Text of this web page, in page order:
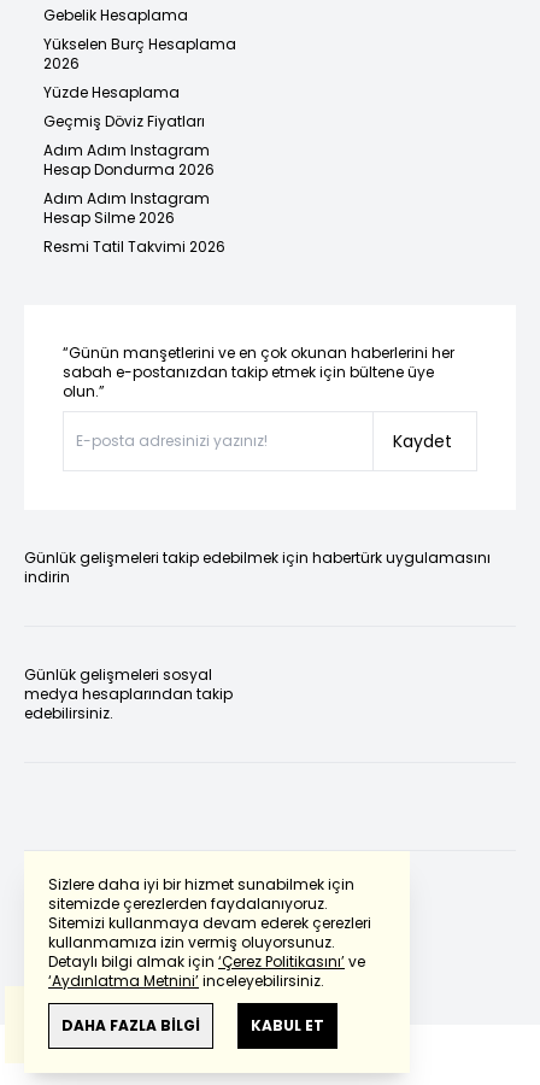
Sizlere daha iyi bir hizmet sunabilmek için
sitemizde çerezlerden faydalanıyoruz.
Sitemizi kullanmaya devam ederek çerezleri
kullanmamıza izin vermiş oluyorsunuz.
Detaylı bilgi almak için ‘Çerez Politikasını’ve
‘Aydınlatma Metnini’inceleyebilirsiniz.
DAHA FAZLA BİLGİ KABUL ET
Gebelik Hesaplama
Yükselen Burç Hesaplama
2026
Yüzde Hesaplama
Geçmiş Döviz Fiyatları
Adım Adım Instagram
Hesap Dondurma 2026
Adım Adım Instagram
Hesap Silme 2026
Resmi Tatil Takvimi 2026
“Günün manşetlerini ve en çok okunan haberlerini her
sabah e-postanızdan takip etmek için bültene üye
olun.”
Kaydet
Günlük gelişmeleri takip edebilmek için habertürk uygulamasını
indirin
Günlük gelişmeleri sosyal
medya hesaplarından takip
edebilirsiniz.
Powered by Translate
Bu çevirideGoogle Transletekullanılmıştır.
Anlam ve çeviri hatalarından
haberturk.com
sorumlu değildir.